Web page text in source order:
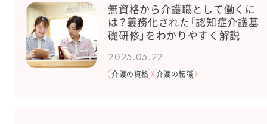
無資格から介護職として働くに
は？義務化された「認知症介護基
礎研修」をわかりやすく解説
2025.05.22
介護の資格 介護の転職